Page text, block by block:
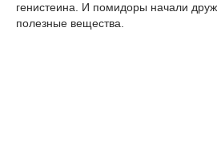
генистеина. И помидоры начали
полезные вещества.